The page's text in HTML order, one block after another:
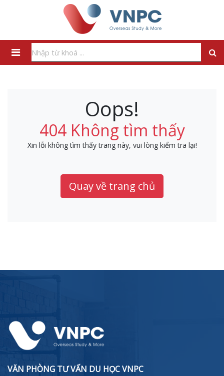
Oops!
404 Không tìm thấy
Xin lỗi không tìm thấy trang này, vui lòng kiểm tra lại!
Quay về trang chủ
VĂN PHÒNG TƯ VẤN DU HỌC VNPC